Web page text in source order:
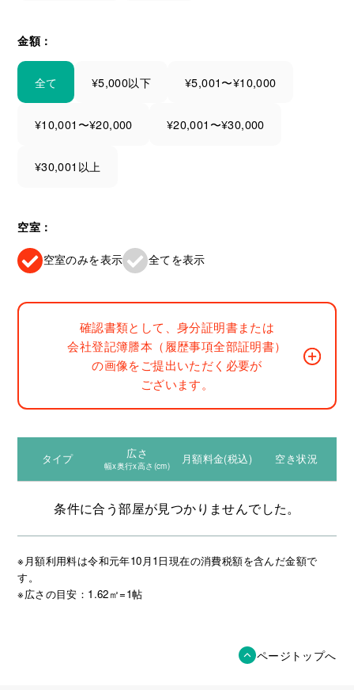
金額：
全て ¥5,000以下 ¥5,001〜¥10,000
¥10,001〜¥20,000 ¥20,001〜¥30,000
¥30,001以上
空室：
空室のみを表示 全てを表示
確認書類として、身分証明書または
会社登記簿謄本（履歴事項全部証明書）
の画像をご提出いただく必要が
ございます。
タイプ 広さ
幅x奥行x高さ(cm) 月額料金(税込) 空き状況
条件に合う部屋が見つかりませんでした。
※月額利用料は令和元年10月1日現在の消費税額を含んだ金額で
す。
※広さの目安：1.62㎡=1帖
ページトップへ